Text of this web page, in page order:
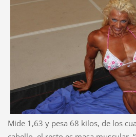
Mide 1,63 y pesa 68 kilos, de los